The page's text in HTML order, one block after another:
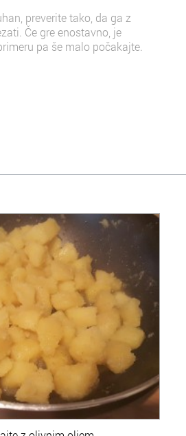
preverite tako, da ga z
Če gre enostavno, je
pa še malo počakajte.